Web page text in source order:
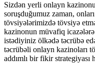
Sizdən yerli onlayn
soruşduğumuz zaman,
tövsiyələrimizdə tövsiyə
kazinonun müvafiq
istədiyiniz ölkədə təcrübə
təcrübəli onlayn kazinoları
addımlı bir fikir strategiyası